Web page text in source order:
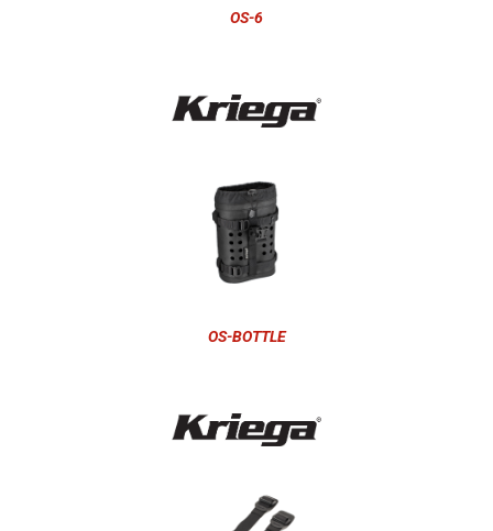
OS-6
OS-BOTTLE